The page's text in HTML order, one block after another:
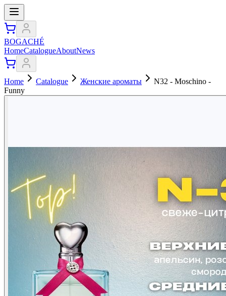
BOGACHÉ
HomeCatalogueAboutNews
Home Catalogue Женские ароматы
N32 - Moschino -
Funny